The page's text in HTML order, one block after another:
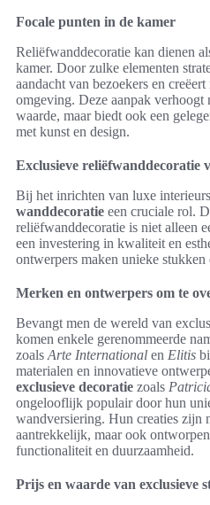
Focale punten in de kamer
Reliëfwanddecoratie kan dienen
kamer. Door zulke elementen
aandacht van bezoekers en
omgeving. Deze aanpak verhoogt
waarde, maar biedt ook een
met kunst en design.
Exclusieve reliëfwanddecoratie
Bij het inrichten van luxe
wanddecoratie een cruciale rol.
reliëfwanddecoratie is niet alleen
een investering in kwaliteit en
ontwerpers maken unieke
Merken en ontwerpers om te
Bevangt men de wereld van
komen enkele gerenommeerde
zoals Arte International en Elitis
materialen en innovatieve
exclusieve decoratie zoals
ongelooflijk populair door hun
wandversiering. Hun creaties zijn
aantrekkelijk, maar ook
functionaliteit en duurzaamheid.
Prijs en waarde van exclusieve